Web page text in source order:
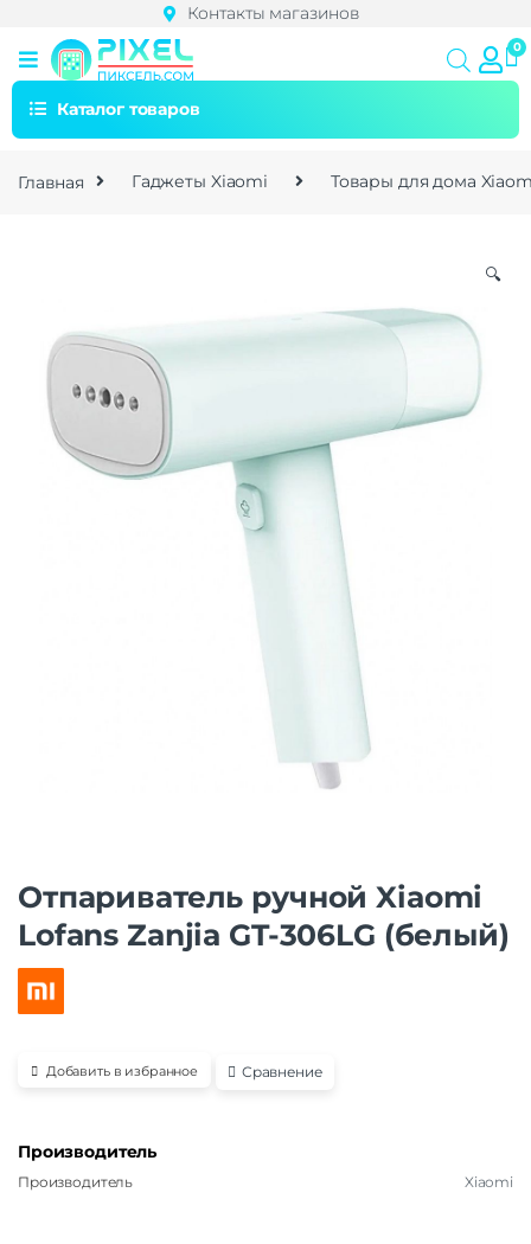
Контакты магазинов
Каталог товаров
Главная Гаджеты Xiaomi Товары для дома
🔍
Отпариватель ручной Xiaomi
Lofans Zanjia GT-306LG (белый)
Добавить в избранное Сравнение
Производитель
Производитель Xiaomi